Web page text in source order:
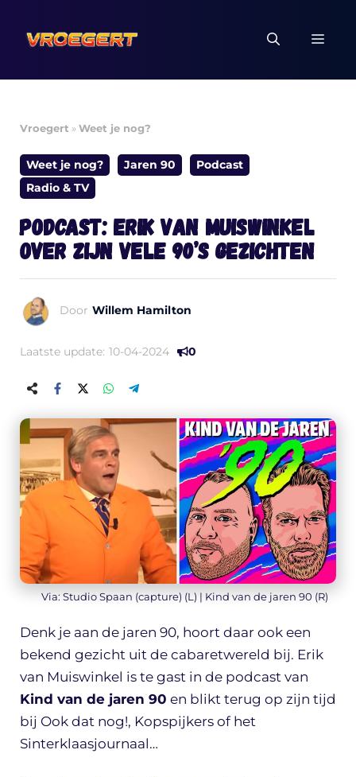
naar
inhoud
Vroegert »Weet je nog?
Weet je nog? Jaren 90
Podcast
Radio & TV
Podcast: Erik van Muiswinkel
over zijn vele 90’s gezichten
Door Willem Hamilton
Laatste update: 10-04-2024 0
Via: Studio Spaan (capture) (L) | Kind van de jaren 90 (R)
Denk je aan de jaren 90, hoort daar ook een
bekend gezicht uit de cabaretwereld bij. Erik
van Muiswinkel is te gast in de podcast van
Kind van de jaren 90 en blikt terug op zijn tijd
bij Ook dat nog!, Kopspijkers of het
Sinterklaasjournaal…